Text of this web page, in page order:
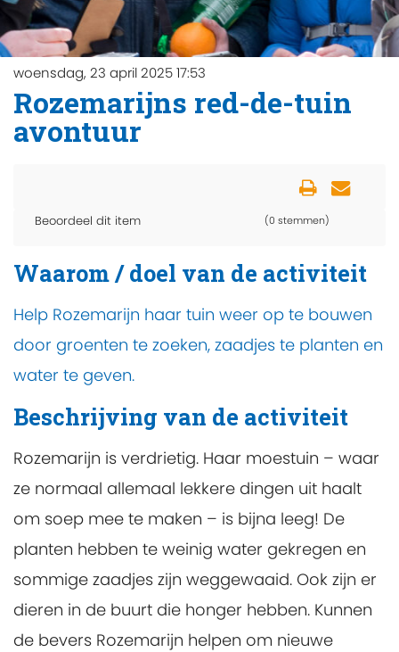
woensdag, 23 april 2025 17:53
Rozemarijns red-de-tuin
avontuur
Beoordeel dit item (0 stemmen)
Waarom / doel van de activiteit
Help Rozemarijn haar tuin weer op te bouwen
door groenten te zoeken, zaadjes te planten en
water te geven.
Beschrijving van de activiteit
Rozemarijn is verdrietig. Haar moestuin – waar
ze normaal allemaal lekkere dingen uit haalt
om soep mee te maken – is bijna leeg! De
planten hebben te weinig water gekregen en
sommige zaadjes zijn weggewaaid. Ook zijn er
dieren in de buurt die honger hebben. Kunnen
de bevers Rozemarijn helpen om nieuwe